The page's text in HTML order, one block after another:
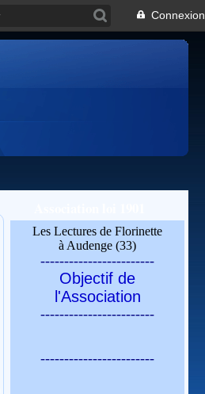
Connexion
Les Lectures de Florinette
à Audenge (33)
------------------------
Objectif de
l'Association
------------------------
------------------------